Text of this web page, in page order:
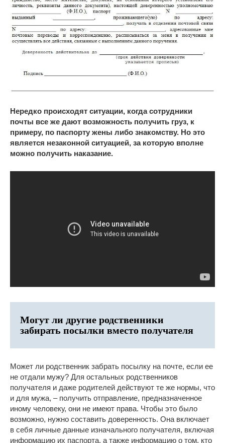
Нередко происходят ситуации, когда сотрудники
почты все же дают возможность получить груз, к
примеру, по паспорту жены либо знакомству. Но это
является незаконной ситуацией, за которую вполне
можно получить наказание.
Могут ли другие родственники
забирать посылки вместо получателя
Может ли родственник забрать посылку на почте, если ее
не отдали мужу? Для остальных родственников
получателя и даже родителей действуют те же нормы, что
и для мужа, – получить отправление, предназначенное
иному человеку, они не имеют права. Чтобы это было
возможно, нужно составить доверенность. Она включает
в себя личные данные изначального получателя, включая
информацию их паспорта, а также информацию о том, кто